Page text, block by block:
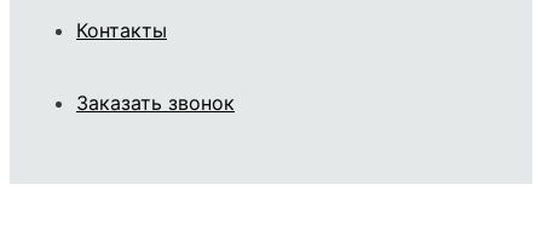
Контакты
Заказать звонок